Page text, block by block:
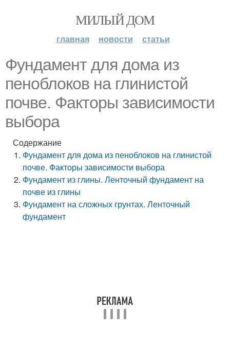
МИЛЫЙ ДОМ
главная новости статьи
Фундамент для дома из
пеноблоков на глинистой
почве. Факторы зависимости
выбора
Содержание
Фундамент для дома из пеноблоков на глинистой
почве. Факторы зависимости выбора
Фундамент из глины. Ленточный фундамент на
почве из глины
Фундамент на сложных грунтах. Ленточный
фундамент